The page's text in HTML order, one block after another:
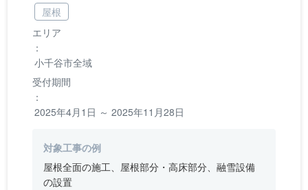
エリア
：
小千谷市全域
受付期間
：
2025年4月1日 ～ 2025年11月28日
屋根
対象工事の例
屋根全面の施工、屋根部分・高床部分、融雪設備
の設置